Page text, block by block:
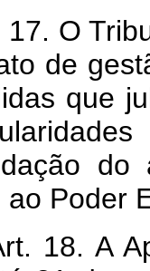
O
de
que
Poder
A